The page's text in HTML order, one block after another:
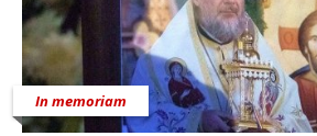
In memoriam